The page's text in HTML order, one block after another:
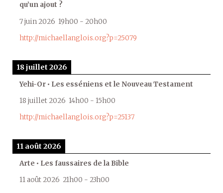
qu’un ajout ?
7 juin 2026 19h00 - 20h00
http://michaellanglois.org?p=25079
18 juillet 2026
Yehi-Or • Les esséniens et le Nouveau Testament
18 juillet 2026 14h00 - 15h00
http://michaellanglois.org?p=25137
11 août 2026
Arte • Les faussaires de la Bible
11 août 2026 21h00 - 23h00